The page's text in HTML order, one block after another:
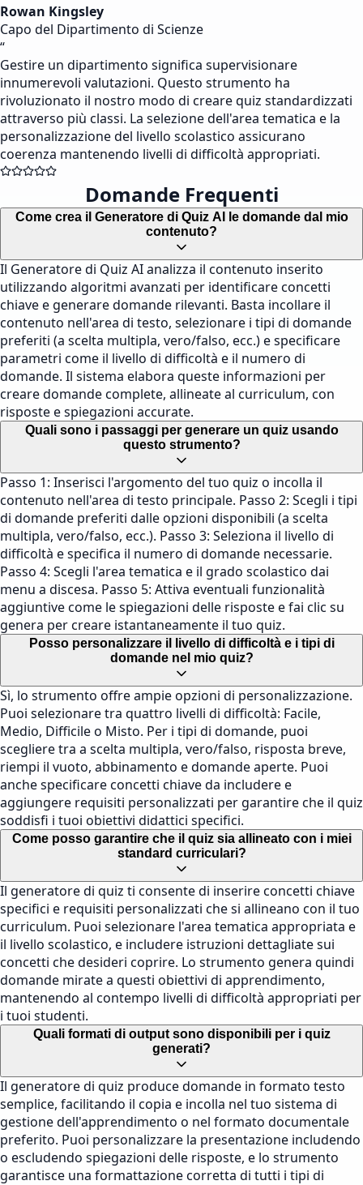
Rowan Kingsley
Capo del Dipartimento di Scienze
“
Gestire un dipartimento significa supervisionare
innumerevoli valutazioni. Questo strumento ha
rivoluzionato il nostro modo di creare quiz standardizzati
attraverso più classi. La selezione dell'area tematica e la
personalizzazione del livello scolastico assicurano
coerenza mantenendo livelli di difficoltà appropriati.
Domande Frequenti
Come crea il Generatore di Quiz AI le domande dal mio
contenuto?
Il Generatore di Quiz AI analizza il contenuto inserito
utilizzando algoritmi avanzati per identificare concetti
chiave e generare domande rilevanti. Basta incollare il
contenuto nell'area di testo, selezionare i tipi di domande
preferiti (a scelta multipla, vero/falso, ecc.) e specificare
parametri come il livello di difficoltà e il numero di
domande. Il sistema elabora queste informazioni per
creare domande complete, allineate al curriculum, con
risposte e spiegazioni accurate.
Quali sono i passaggi per generare un quiz usando
questo strumento?
Passo 1: Inserisci l'argomento del tuo quiz o incolla il
contenuto nell'area di testo principale. Passo 2: Scegli i tipi
di domande preferiti dalle opzioni disponibili (a scelta
multipla, vero/falso, ecc.). Passo 3: Seleziona il livello di
difficoltà e specifica il numero di domande necessarie.
Passo 4: Scegli l'area tematica e il grado scolastico dai
menu a discesa. Passo 5: Attiva eventuali funzionalità
aggiuntive come le spiegazioni delle risposte e fai clic su
genera per creare istantaneamente il tuo quiz.
Posso personalizzare il livello di difficoltà e i tipi di
domande nel mio quiz?
Sì, lo strumento offre ampie opzioni di personalizzazione.
Puoi selezionare tra quattro livelli di difficoltà: Facile,
Medio, Difficile o Misto. Per i tipi di domande, puoi
scegliere tra a scelta multipla, vero/falso, risposta breve,
riempi il vuoto, abbinamento e domande aperte. Puoi
anche specificare concetti chiave da includere e
aggiungere requisiti personalizzati per garantire che il quiz
soddisfi i tuoi obiettivi didattici specifici.
Come posso garantire che il quiz sia allineato con i miei
standard curriculari?
Il generatore di quiz ti consente di inserire concetti chiave
specifici e requisiti personalizzati che si allineano con il tuo
curriculum. Puoi selezionare l'area tematica appropriata e
il livello scolastico, e includere istruzioni dettagliate sui
concetti che desideri coprire. Lo strumento genera quindi
domande mirate a questi obiettivi di apprendimento,
mantenendo al contempo livelli di difficoltà appropriati per
i tuoi studenti.
Quali formati di output sono disponibili per i quiz
generati?
Il generatore di quiz produce domande in formato testo
semplice, facilitando il copia e incolla nel tuo sistema di
gestione dell'apprendimento o nel formato documentale
preferito. Puoi personalizzare la presentazione includendo
o escludendo spiegazioni delle risposte, e lo strumento
garantisce una formattazione corretta di tutti i tipi di